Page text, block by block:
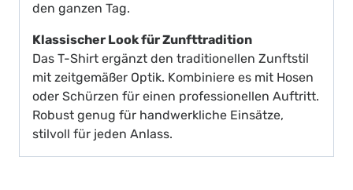
den ganzen Tag.
Klassischer Look für Zunfttradition
Das T-Shirt ergänzt den traditionellen Zunftstil
mit zeitgemäßer Optik. Kombiniere es mit Hosen
oder Schürzen für einen professionellen Auftritt.
Robust genug für handwerkliche Einsätze,
stilvoll für jeden Anlass.